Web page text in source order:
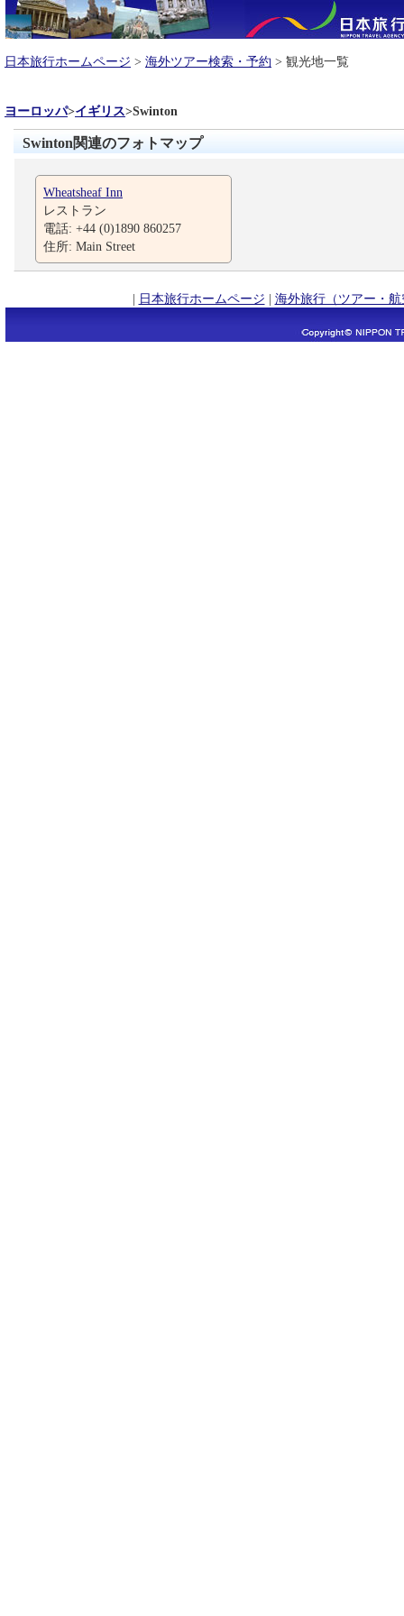
日本旅行ホームページ > 海外ツアー検索・予約 > 観光地一覧
ヨーロッパ>イギリス>Swinton
Swinton関連のフォトマップ
Wheatsheaf Inn
レストラン
電話: +44 (0)1890 860257
住所: Main Street
| 日本旅行ホームページ | 海外旅行（ツアー・航